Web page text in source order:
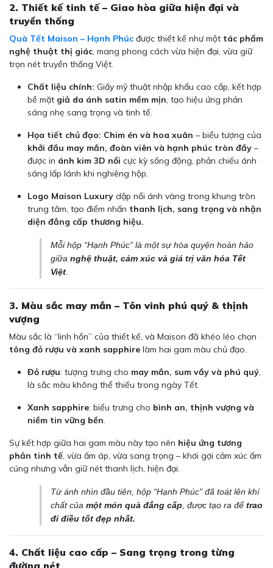
2. Thiết kế tinh tế – Giao hòa giữa hiện đại và
truyền thống
Quà Tết Maison – Hạnh Phúc được thiết kế như một tác phẩm
nghệ thuật thị giác, mang phong cách vừa hiện đại, vừa giữ
trọn nét truyền thống Việt.
Chất liệu chính: Giấy mỹ thuật nhập khẩu cao cấp, kết hợp
bề mặt giả da ánh satin mềm mịn, tạo hiệu ứng phản
sáng nhẹ sang trọng và tinh tế.
Họa tiết chủ đạo: Chim én và hoa xuân – biểu tượng của
khởi đầu may mắn, đoàn viên và hạnh phúc tròn đầy –
được in ánh kim 3D nổi cực kỳ sống động, phản chiếu ánh
sáng lấp lánh khi nghiêng hộp.
Logo Maison Luxury dập nổi ánh vàng trong khung tròn
trung tâm, tạo điểm nhấn thanh lịch, sang trọng và nhận
diện đẳng cấp thương hiệu.
Mỗi hộp “Hạnh Phúc” là một sự hòa quyện hoàn hảo
giữa nghệ thuật, cảm xúc và giá trị văn hóa Tết
Việt
3. Màu sắc may mắn – Tôn vinh phú quý & thịnh
vượng
Màu sắc là “linh hồn” của thiết kế, và Maison đã khéo léo chọn
tông đỏ rượu và xanh sapphire làm hai gam màu chủ đạo.
Đỏ rượu: tượng trưng cho may mắn, sum vầy và phú quý,
là sắc màu không thể thiếu trong ngày Tết.
Xanh sapphire: biểu trưng cho bình an, thịnh vượng và
niềm tin vững bền.
Sự kết hợp giữa hai gam màu này tạo nên hiệu ứng tương
phản tinh tế, vừa ấm áp, vừa sang trọng – khơi gợi cảm xúc ấm
cúng nhưng vẫn giữ nét thanh lịch, hiện đại.
Từ ánh nhìn đầu tiên, hộp “Hạnh Phúc” đã toát lên khí
chất của một món quà đẳng cấp , được tạo ra đểtrao
đi điều tốt đẹp nhất.
4. Chất liệu cao cấp – Sang trọng trong từng
đường nét